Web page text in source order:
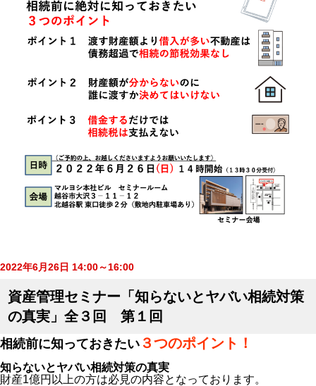
2022年6月26日 14:00～16:00
資産管理セミナー「知らないとヤバい相続対策
の真実」全３回 第１回
相続前に知っておきたい ３つのポイント！
知らないとヤバい相続対策の真実
財産1億円以上の方は必見の内容となっております。